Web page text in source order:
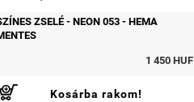
ZSELÉ - NEON 053 - HEMA
1 450 HUF
Kosárba rakom!